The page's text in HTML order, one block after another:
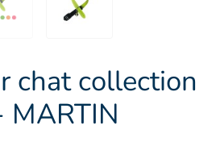
chat collection
MARTIN